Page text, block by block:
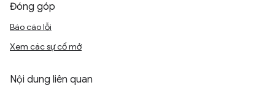
Đóng góp
Báo cáo lỗi
Xem các sự cố mở
Nội dung liên quan